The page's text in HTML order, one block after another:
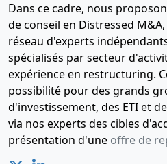
Dans ce cadre, nous
de conseil en Distressed
réseau d'experts
spécialisés par secteur
expérience en restructuring.
possibilité pour des grands
d'investissement, des ETI et
via nos experts des cibles
présentation d'une offre de